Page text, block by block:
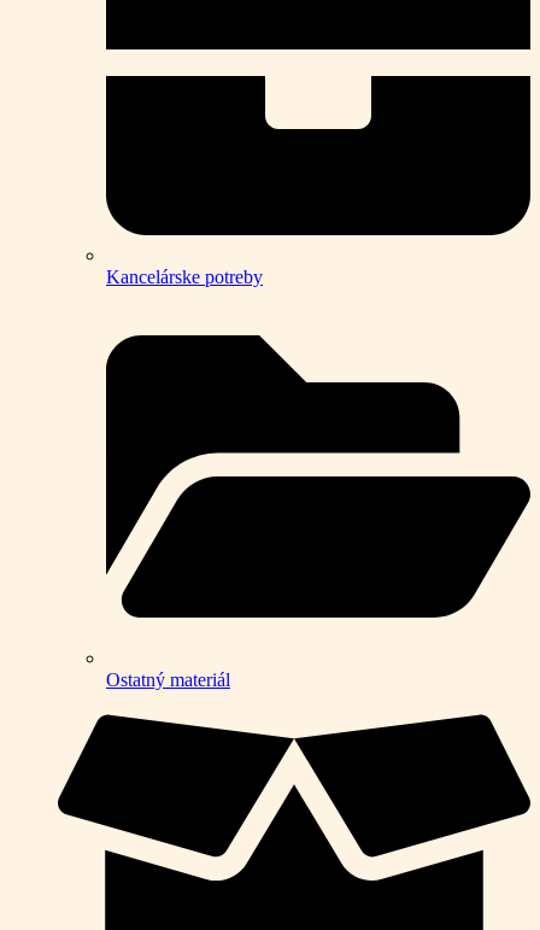
Kancelárske potreby
Ostatný materiál